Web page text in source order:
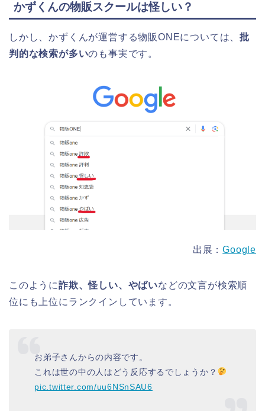
かずくんの物販スクールは怪しい？
しかし、かずくんが運営する物販ONEについては、批
判的な検索が多いのも事実です。
出展：Google
このように詐欺、怪しい、やばいなどの文言が検索順
位にも上位にランクインしています。
お弟子さんからの内容です。
これは世の中の人はどう反応するでしょうか？
pic.twitter.com/uu6NSnSAU6